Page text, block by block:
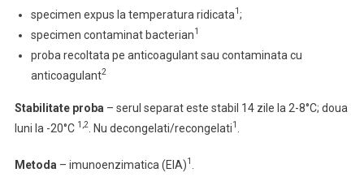
specimen expus la temperatura ridicata1 ;
specimen contaminat bacterian1
proba recoltata pe anticoagulant sau contaminata cu
anticoagulant2
Stabilitate proba – serul separat este stabil 14 zile la 2-8°C; doua
luni la -20°C 1,2. Nu decongelati/recongelati1
Metoda – imunoenzimatica (EIA)1